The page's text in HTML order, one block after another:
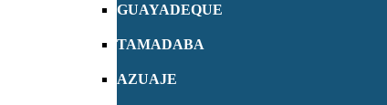
GUAYADEQUE
TAMADABA
AZUAJE